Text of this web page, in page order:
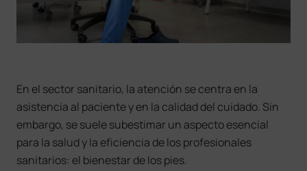
En el sector sanitario, la atención se centra en la
asistencia al paciente y en la calidad del cuidado. Sin
embargo, se suele subestimar un aspecto esencial
para la salud y la eficiencia de los profesionales
sanitarios: el bienestar de los pies.